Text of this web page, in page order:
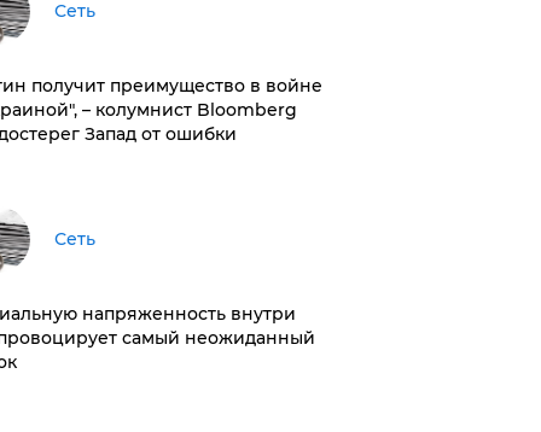
Сеть
получит преимущество в войне
– колумнист Bloomberg
Запад от ошибки
Сеть
напряженность внутри
самый неожиданный